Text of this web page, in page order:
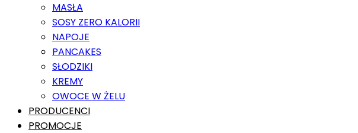
MASŁA
SOSY ZERO KALORII
NAPOJE
PANCAKES
SŁODZIKI
KREMY
OWOCE W ŻELU
PRODUCENCI
PROMOCJE